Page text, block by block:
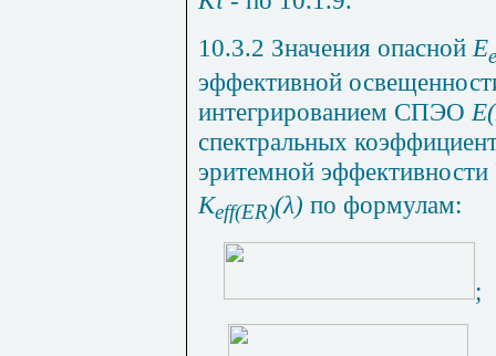
10.3.2 Значения опасной E
эффективной
интегрированием СПЭОE
спектральных
эритемной
Keff(ER)(λ) по формулам:
;